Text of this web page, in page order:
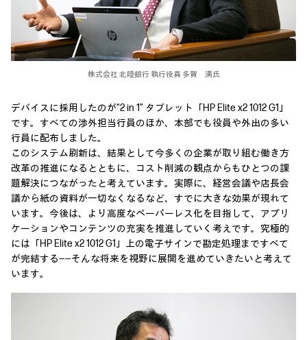
株式会社 北陸銀行 執行役員 多賀 満氏
デバイスに採用したのが“2 in 1” タブレット「HP Elite x2 1012 G1」
です。すべての渉外担当行員のほか、本部でも役員や外出の多い
行員に配布しました。
このシステム刷新は、結果として今多くの企業が取り組む働き方
改革の推進になるとともに、コスト削減の観点からもひとつの課
題解決につながったと考えています。実際に、経営会議や店長会
議から紙の資料が一切なくなるなど、すでに大きな効果が現れて
います。今後は、より高度なペーパーレス化を目指して、アプリ
ケーションやコンテンツの充実を推進していく考えです。究極的
には「HP Elite x2 1012 G1」上の電子サインで勘定処理まですべて
が完結する――そんな将来を視野に展開を進めていきたいと考えて
います。